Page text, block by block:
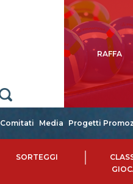
RAFFA
Comitati Media Progetti
SORTEGGI